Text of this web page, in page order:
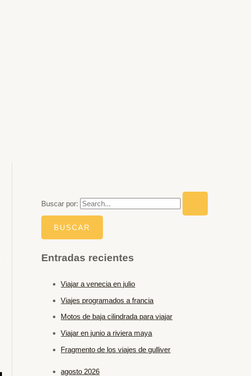
Buscar por:
Entradas recientes
Viajar a venecia en julio
Viajes programados a francia
Motos de baja cilindrada para viajar
Viajar en junio a riviera maya
Fragmento de los viajes de gulliver
agosto 2026